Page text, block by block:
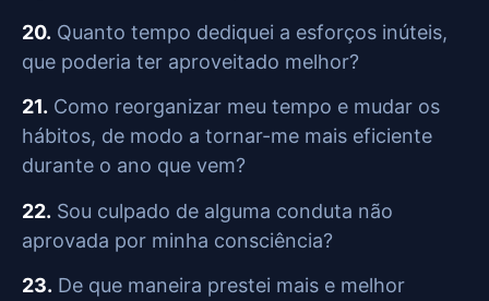
20. Quanto tempo dediquei a esforços inúteis,
que poderia ter aproveitado melhor?
21. Como reorganizar meu tempo e mudar os
hábitos, de modo a tornar-me mais eficiente
durante o ano que vem?
22. Sou culpado de alguma conduta não
aprovada por minha consciência?
23. De que maneira prestei mais e melhor